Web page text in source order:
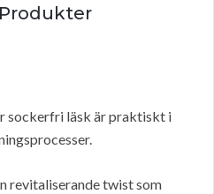
sockerfri läsk är praktiskt i
revitaliserande twist som